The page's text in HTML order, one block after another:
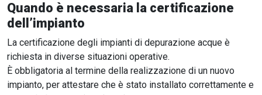
Quando è necessaria la certificazione
dell’impianto
La certificazione degli impianti di depurazione acque è
richiesta in diverse situazioni operative.
È obbligatoria al termine della realizzazione di un nuovo
impianto, per attestare che è stato installato correttamente e